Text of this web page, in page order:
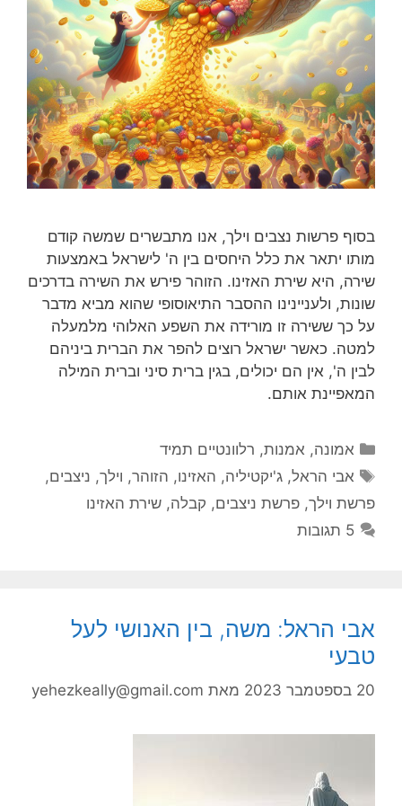
בסוף פרשות נצבים וילך, אנו מתבשרים שמשה קודם
מותו יתאר את כלל היחסים בין ה' לישראל באמצעות
שירה, היא שירת האזינו. הזוהר פירש את השירה בדרכים
שונות, ולעניינינו ההסבר התיאוסופי שהוא מביא מדבר
על כך ששירה זו מורידה את השפע האלוהי מלמעלה
למטה. כאשר ישראל רוצים להפר את הברית ביניהם
לבין ה', אין הם יכולים, בגין ברית סיני וברית המילה
המאפיינת אותם.
קטגוריות
אמונה, אמנות, רלוונטיים תמיד
תגיות
אבי הראל,ג'יקטיליה, האזינו, הזוהר, וילך, ניצבים,
פרשת וילך, פרשת ניצבים, קבלה, שירת האזינו
5 תגובות
אבי הראל: משה, בין האנושי לעל
טבעי
20 בספטמבר 2023 מאת yehezkeally@gmail.com